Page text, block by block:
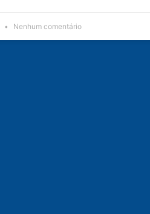
Nenhum comentário